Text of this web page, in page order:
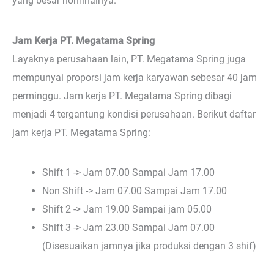
Jam Kerja PT. Megatama Spring
Layaknya perusahaan lain, PT. Megatama Spring juga
mempunyai proporsi jam kerja karyawan sebesar 40 jam
perminggu. Jam kerja PT. Megatama Spring dibagi
menjadi 4 tergantung kondisi perusahaan. Berikut daftar
jam kerja PT. Megatama Spring:
Shift 1 -> Jam 07.00 Sampai Jam 17.00
Non Shift -> Jam 07.00 Sampai Jam 17.00
Shift 2 -> Jam 19.00 Sampai jam 05.00
Shift 3 -> Jam 23.00 Sampai Jam 07.00
(Disesuaikan jamnya jika produksi dengan 3 shif)